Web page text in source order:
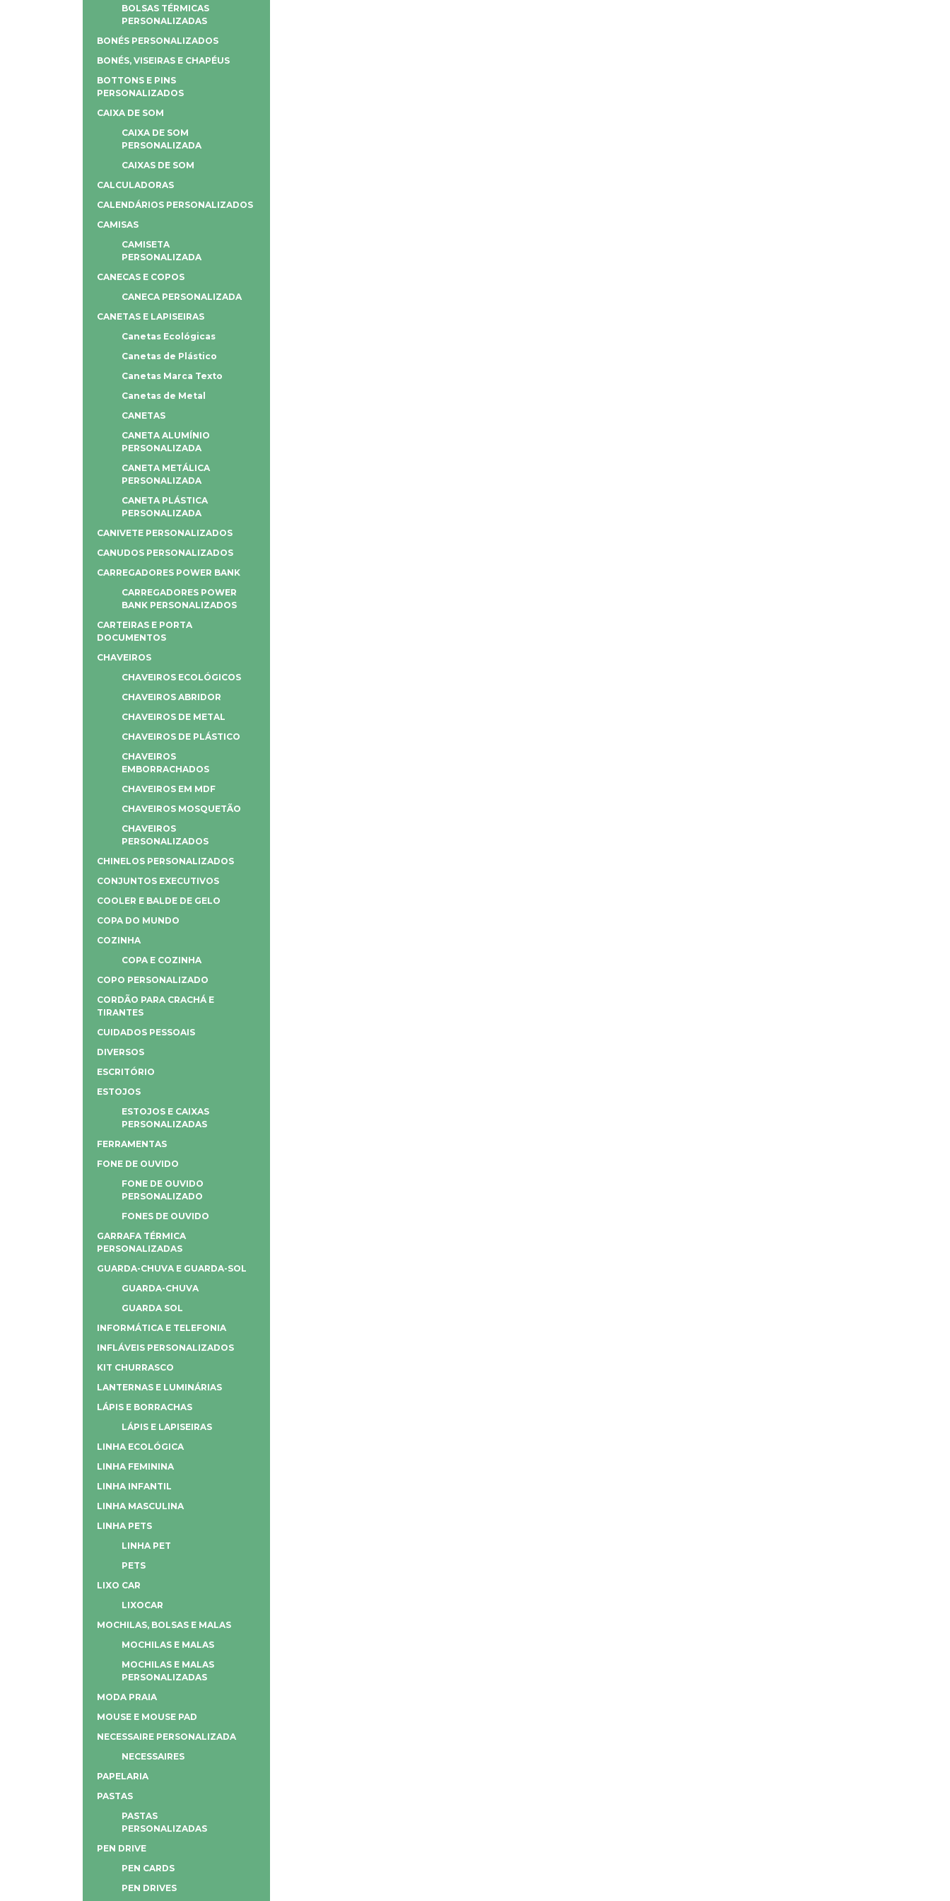
BOLSAS TÉRMICAS
PERSONALIZADAS
BONÉS PERSONALIZADOS
BONÉS, VISEIRAS E CHAPÉUS
BOTTONS E PINS
PERSONALIZADOS
CAIXA DE SOM
CAIXA DE SOM
PERSONALIZADA
CAIXAS DE SOM
CALCULADORAS
CALENDÁRIOS PERSONALIZADOS
CAMISAS
CAMISETA
PERSONALIZADA
CANECAS E COPOS
CANECA PERSONALIZADA
CANETAS E LAPISEIRAS
Canetas Ecológicas
Canetas de Plástico
Canetas Marca Texto
Canetas de Metal
CANETAS
CANETA ALUMÍNIO
PERSONALIZADA
CANETA METÁLICA
PERSONALIZADA
CANETA PLÁSTICA
PERSONALIZADA
CANIVETE PERSONALIZADOS
CANUDOS PERSONALIZADOS
CARREGADORES POWER BANK
CARREGADORES POWER
BANK PERSONALIZADOS
CARTEIRAS E PORTA
DOCUMENTOS
CHAVEIROS
CHAVEIROS ECOLÓGICOS
CHAVEIROS ABRIDOR
CHAVEIROS DE METAL
CHAVEIROS DE PLÁSTICO
CHAVEIROS
EMBORRACHADOS
CHAVEIROS EM MDF
CHAVEIROS MOSQUETÃO
CHAVEIROS
PERSONALIZADOS
CHINELOS PERSONALIZADOS
CONJUNTOS EXECUTIVOS
COOLER E BALDE DE GELO
COPA DO MUNDO
COZINHA
COPA E COZINHA
COPO PERSONALIZADO
CORDÃO PARA CRACHÁ E
TIRANTES
CUIDADOS PESSOAIS
DIVERSOS
ESCRITÓRIO
ESTOJOS
ESTOJOS E CAIXAS
PERSONALIZADAS
FERRAMENTAS
FONE DE OUVIDO
FONE DE OUVIDO
PERSONALIZADO
FONES DE OUVIDO
GARRAFA TÉRMICA
PERSONALIZADAS
GUARDA-CHUVA E GUARDA-SOL
GUARDA-CHUVA
GUARDA SOL
INFORMÁTICA E TELEFONIA
INFLÁVEIS PERSONALIZADOS
KIT CHURRASCO
LANTERNAS E LUMINÁRIAS
LÁPIS E BORRACHAS
LÁPIS E LAPISEIRAS
LINHA ECOLÓGICA
LINHA FEMININA
LINHA INFANTIL
LINHA MASCULINA
LINHA PETS
LINHA PET
PETS
LIXO CAR
LIXOCAR
MOCHILAS, BOLSAS E MALAS
MOCHILAS E MALAS
MOCHILAS E MALAS
PERSONALIZADAS
MODA PRAIA
MOUSE E MOUSE PAD
NECESSAIRE PERSONALIZADA
NECESSAIRES
PAPELARIA
PASTAS
PASTAS
PERSONALIZADAS
PEN DRIVE
PEN CARDS
PEN DRIVES